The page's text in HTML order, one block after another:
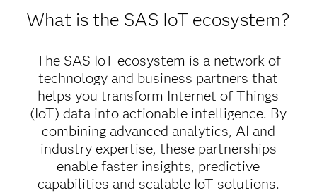
What is the SAS IoT ecosystem?
The SAS IoT ecosystem is a network of
technology and business partners that
helps you transform Internet of Things
(IoT) data into actionable intelligence. By
combining advanced analytics, AI and
industry expertise, these partnerships
enable faster insights, predictive
capabilities and scalable IoT solutions.